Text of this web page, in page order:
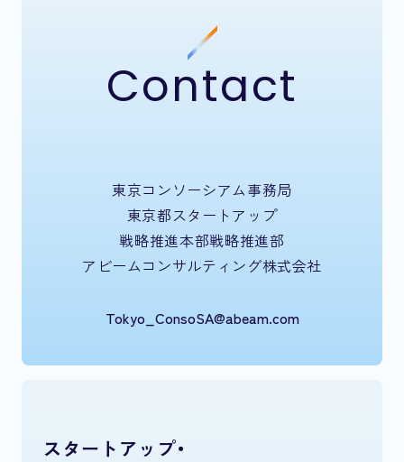
Contact
東京コンソーシアム事務局
東京都スタートアップ
戦略推進本部戦略推進部
アビームコンサルティング株式会社
Tokyo_ConsoSA@abeam.com
スタートアップ・